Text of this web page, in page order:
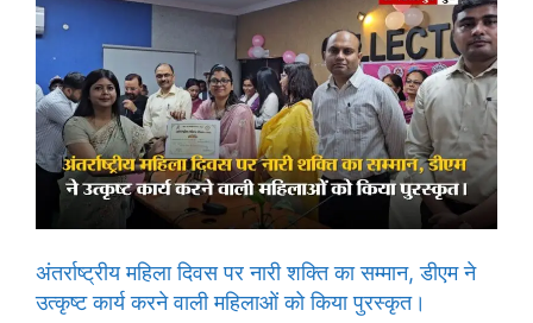
अंतर्राष्ट्रीय महिला दिवस पर नारी शक्ति का सम्मान, डीएम ने
उत्कृष्ट कार्य करने वाली महिलाओं को किया पुरस्कृत।